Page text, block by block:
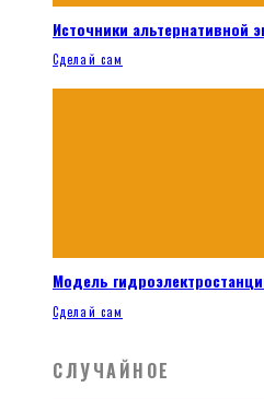
Источники альтернативной
Сделай сам
Модель
Сделай сам
СЛУЧАЙНОЕ